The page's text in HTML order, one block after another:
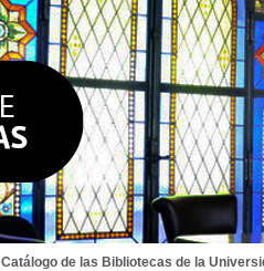
Catálogo de las Bibliotecas de la